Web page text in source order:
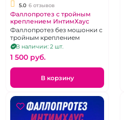
5.0 6 отзывов
Фаллопротез с тройным
креплением ИнтимХаус
Фаллопротез без мошонки с
тройным креплением
В наличии: 2 шт.
1 500 pуб.
В корзину